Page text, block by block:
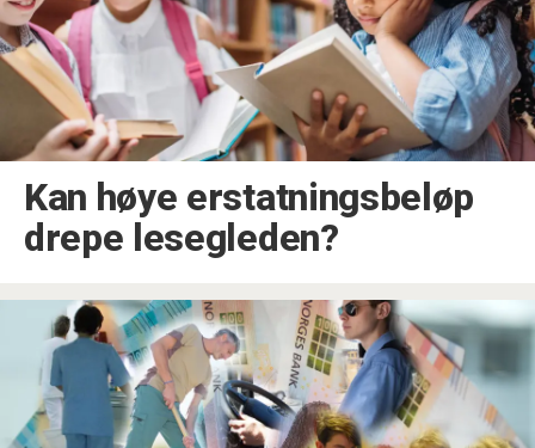
Kan høye erstatningsbeløp
drepe lesegleden?